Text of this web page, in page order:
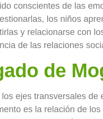
conscientes de las
los niños
y relacionarse con
de las relaciones
de
los ejes transversales de
es la relación de los